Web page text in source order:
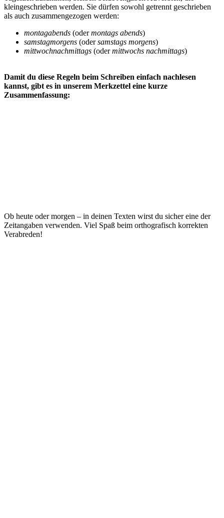
kleingeschrieben werden. Sie dürfen sowohl getrennt geschrieben
als auch zusammengezogen werden:
montagabends (odermontags abends)
samstagmorgens (odersamstags morgens)
mittwochnachmittags (odermittwochs nachmittags)
Damit du diese Regeln beim Schreiben einfach nachlesen
kannst, gibt es in unserem Merkzettel eine kurze
Zusammenfassung:
Ob heute oder morgen – in deinen Texten wirst du sicher eine der
Zeitangaben verwenden. Viel Spaß beim orthografisch korrekten
Verabreden!